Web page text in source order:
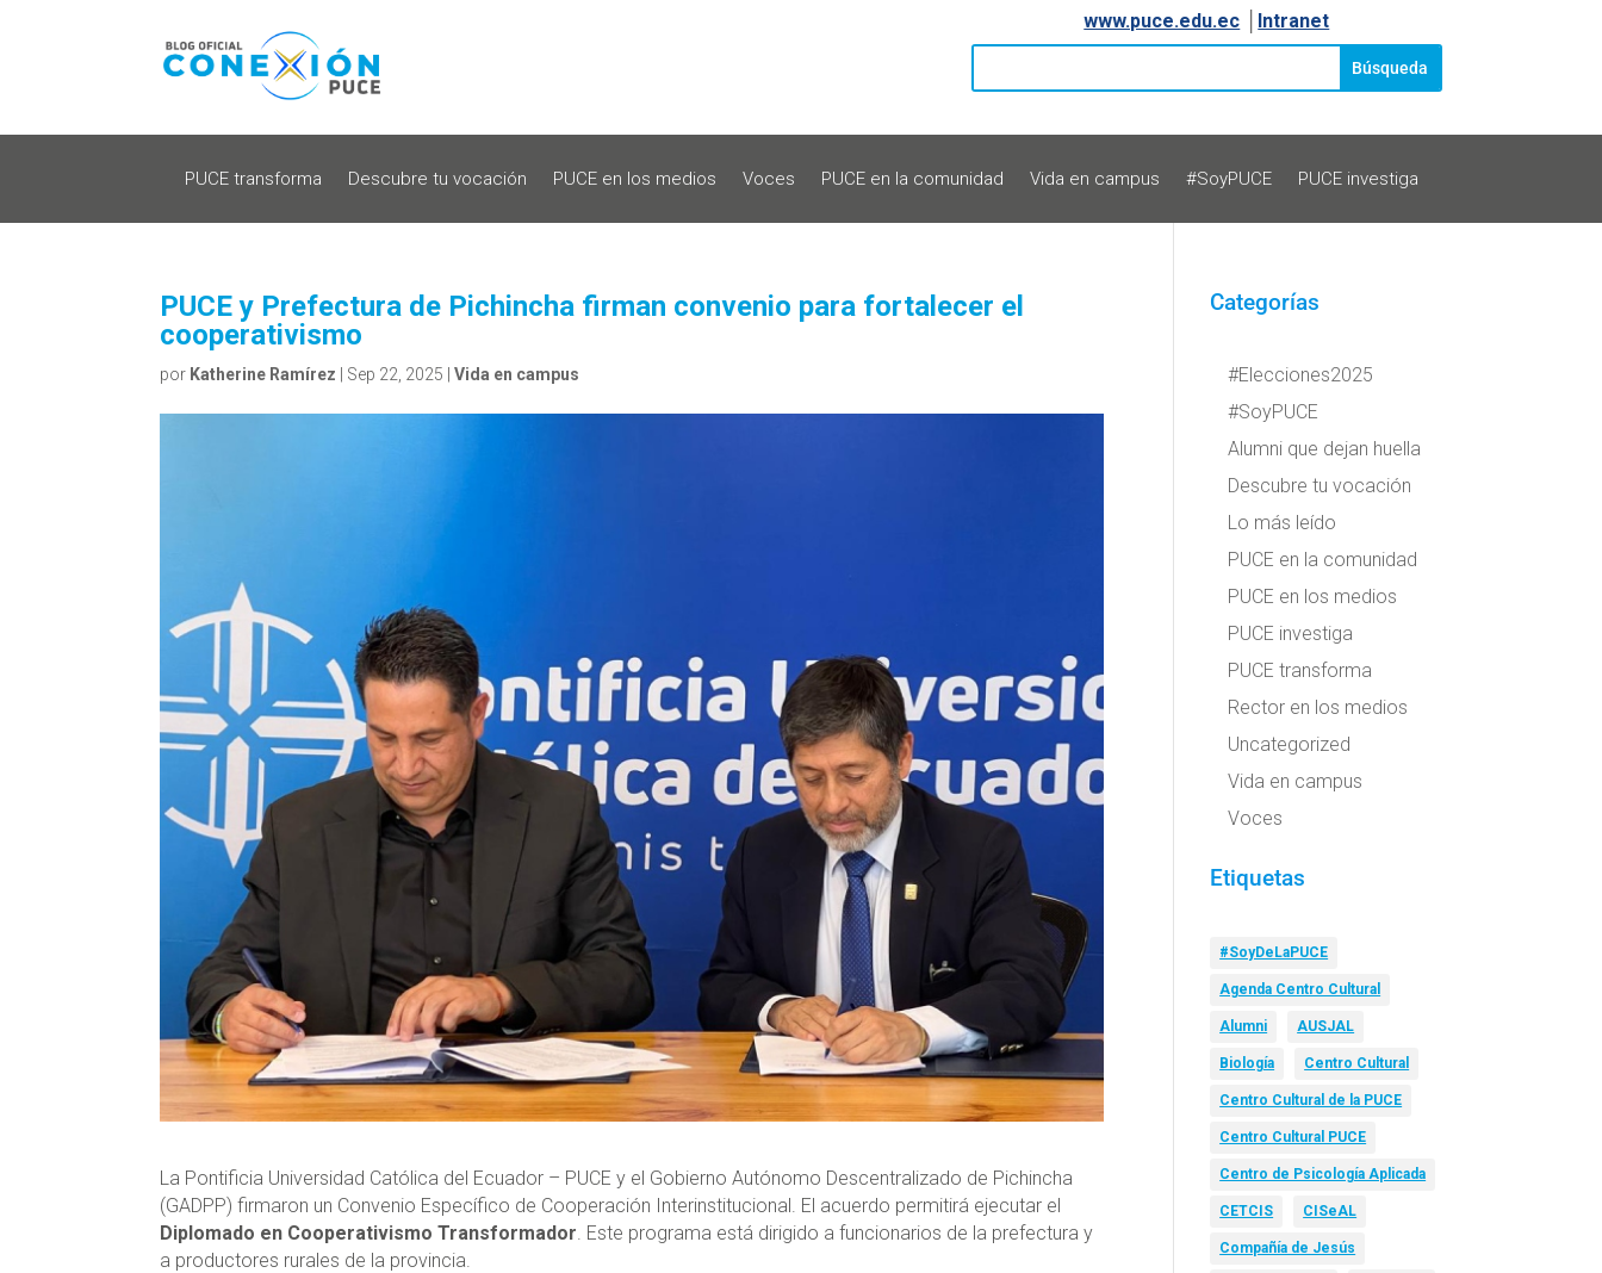
www.puce.edu.ec Intranet
PUCE transforma Descubre tu vocación PUCE en los medios Voces PUCE en la comunidad Vida en campus #SoyPUCE PUCE investiga
PUCE y Prefectura de Pichincha firman convenio para fortalecer el
cooperativismo
por Katherine Ramírez Sep 22, 2025 |Vida en campus
La Pontificia Universidad Católica del Ecuador – PUCE y el Gobierno Autónomo Descentralizado de Pichincha
(GADPP) firmaron un Convenio Específico de Cooperación Interinstitucional. El acuerdo permitirá ejecutar el
Diplomado en Cooperativismo Transformador. Este programa está dirigido a funcionarios de la prefectura y
a productores rurales de la provincia.
Categorías
#Elecciones2025
#SoyPUCE
Alumni que dejan huella
Descubre tu vocación
Lo más leído
PUCE en la comunidad
PUCE en los medios
PUCE investiga
PUCE transforma
Rector en los medios
Uncategorized
Vida en campus
Voces
Etiquetas
#SoyDeLaPUCE
Agenda Centro Cultural
Alumni AUSJAL
Biología Centro Cultural
Centro Cultural de la PUCE
Centro Cultural PUCE
Centro de Psicología Aplicada
CETCIS CISeAL
Compañía de Jesús